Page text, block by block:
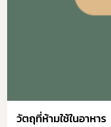
วัตถุที่ห้ามใช้ในอาหาร